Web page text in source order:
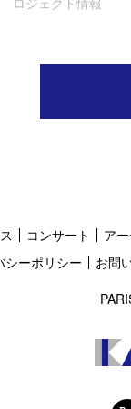
コンサート ア
シーポリシー
お問